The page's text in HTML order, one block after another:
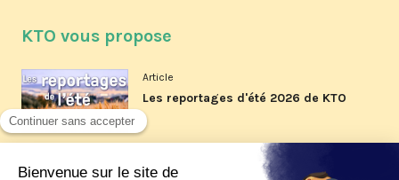
KTO vous propose
Article
Les reportages d'été 2026 de KTO